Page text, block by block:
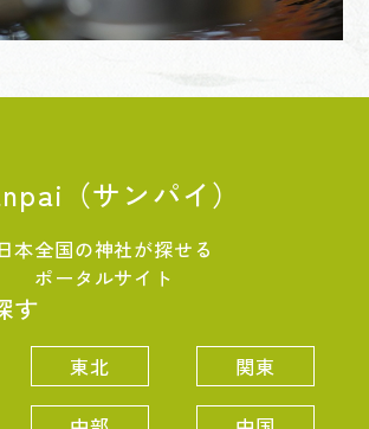
（サンパイ）
日本全国の神社が探せる
ポータルサイト
す
東北 関東